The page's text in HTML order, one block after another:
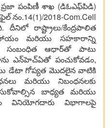
పంపిణీ శాఖ (డిఓఎఫ్‌పిడి)
నం.14(1)/2018-Com.Cell
దీనిలో రాష్ట్రాలు/కేంద్రపాలిత
మరియు సహకారాన్ని
సంబంధిత ఆధార్‌తో పాటు
ఎన్‌హెచ్‌ఏతో పంచుకోవడం,
డేటా గోప్యత మొదలైన వాటికి
మరియు నిబంధనలకు
బాధ్యత మరియు
వినియోగదారు విభాగాలపై